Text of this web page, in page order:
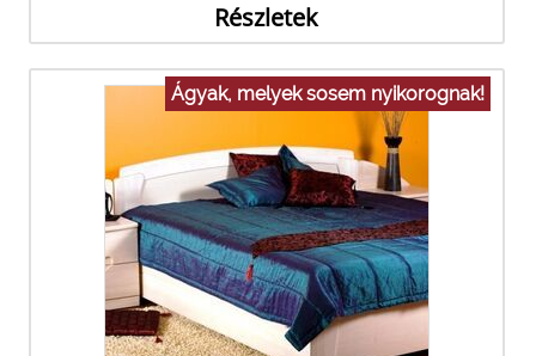
Részletek
Ágyak, melyek sosem nyikorognak!